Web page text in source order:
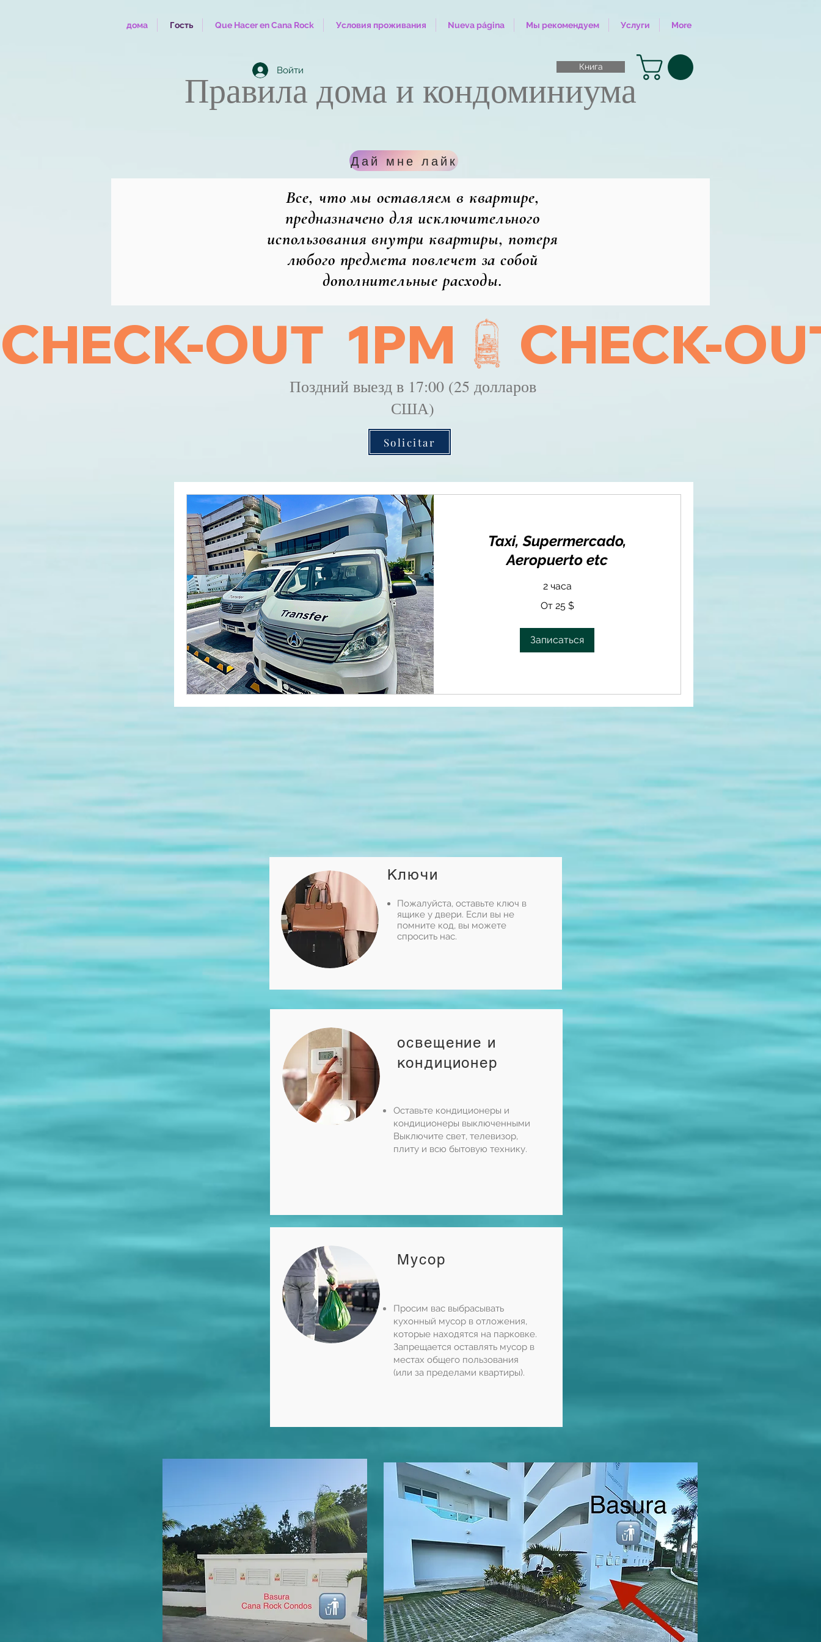
дома Гость Que Hacer en Cana Rock Условия проживания Nueva página Мы рекомендуем Услуги More
Войти Книга
Правила дома и кондоминиума
Дай мне лайк
Все, что мы оставляем в квартире,
предназначено для исключительного
использования внутри квартиры, потеря
любого предмета повлечет за собой
дополнительные расходы.
CHECK-OUT  1PM
Поздний выезд в 17:00 (25 долларов
США)
Solicitar
Taxi, Supermercado,
Aeropuerto etc
2 часа
От 25 $
Записаться
Ключи
Пожалуйста, оставьте ключ в
ящике у двери. Если вы не
помните код, вы можете
спросить нас.
освещение и
кондиционер
Оставьте кондиционеры и
кондиционеры выключенными
Выключите свет, телевизор,
плиту и всю бытовую технику.
Мусор
Просим вас выбрасывать
кухонный мусор в отложения,
которые находятся на парковке.
Запрещается оставлять мусор в
местах общего пользования
(или за пределами квартиры).